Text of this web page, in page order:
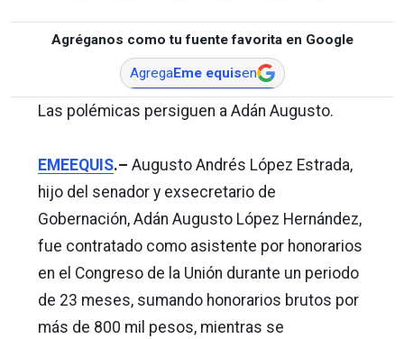
Agréganos como tu fuente favorita en Google
AgregaEme equisen
Las polémicas persiguen a Adán Augusto.
EMEEQUIS.– Augusto Andrés López Estrada,
hijo del senador y exsecretario de
Gobernación, Adán Augusto López Hernández,
fue contratado como asistente por honorarios
en el Congreso de la Unión durante un periodo
de 23 meses, sumando honorarios brutos por
más de 800 mil pesos, mientras se